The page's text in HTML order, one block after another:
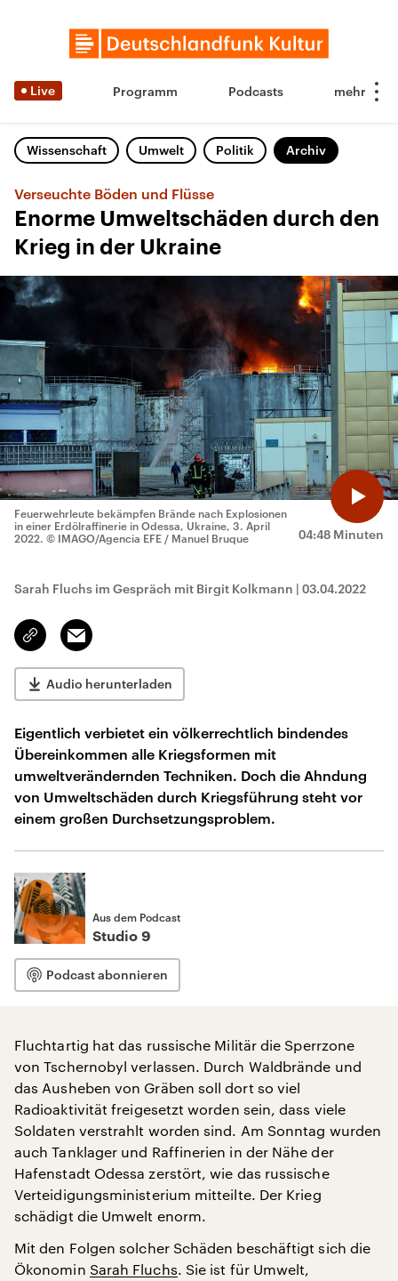
Live Programm Podcasts
Wissenschaft Umwelt Politik Archiv
Verseuchte Böden und Flüsse
Enorme Umweltschäden durch den
Krieg in der Ukraine
04:48 Minuten
Feuerwehrleute bekämpfen Brände nach Explosionen
in einer Erdölraffinerie in Odessa, Ukraine, 3. April
2022. © IMAGO/Agencia EFE / Manuel Bruque
Sarah Fluchs im Gespräch mit Birgit Kolkmann | 03.04.2022
Link
kopieren/teilen
Email
Audio herunterladen
Eigentlich verbietet ein völkerrechtlich bindendes
Übereinkommen alle Kriegsformen mit
umweltverändernden Techniken. Doch die Ahndung
von Umweltschäden durch Kriegsführung steht vor
einem großen Durchsetzungsproblem.
Aus dem Podcast
Studio 9
Podcast abonnieren
Fluchtartig hat das russische Militär die Sperrzone
von Tschernobyl verlassen. Durch Waldbrände und
das Ausheben von Gräben soll dort so viel
Radioaktivität freigesetzt worden sein, dass viele
Soldaten verstrahlt worden sind. Am Sonntag wurden
auch Tanklager und Raffinerien in der Nähe der
Hafenstadt Odessa zerstört, wie das russische
Verteidigungsministerium mitteilte. Der Krieg
schädigt die Umwelt enorm.
Mit den Folgen solcher Schäden beschäftigt sich die
Ökonomin Sarah Fluchs. Sie ist für Umwelt,